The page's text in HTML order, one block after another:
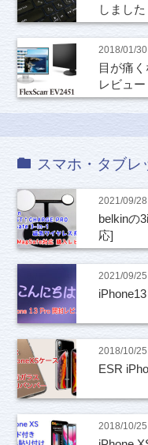
しました
2018/01/30
目が痛
レビュー
スマホ・タブレ
2021/09/28
belkinの
応]
2021/09/25
2018/10/25
ESR
2018/10/25